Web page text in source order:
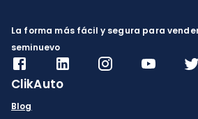
La forma más fácil y segura para
seminuevo
ClikAuto
Blog